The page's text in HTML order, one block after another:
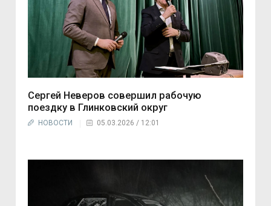
Сергей Неверов совершил рабочую
поездку в Глинковский округ
НОВОСТИ 05.03.2026 / 12:01